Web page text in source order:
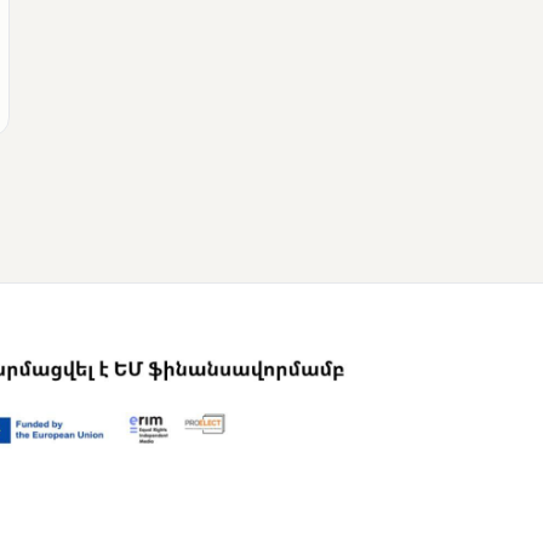
Վրաստանի
Փաշինյանին՝
ընտրություններում
կապակցությամբ